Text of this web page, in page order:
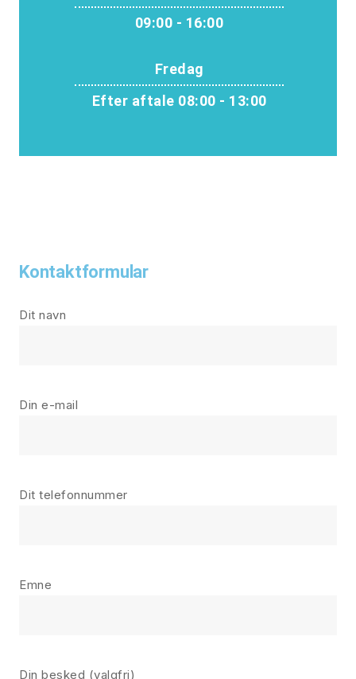
09:00 - 16:00
Fredag
Efter aftale 08:00 - 13:00
Kontaktformular
Dit navn
Din e-mail
Dit telefonnummer
Emne
Din besked (valgfri)